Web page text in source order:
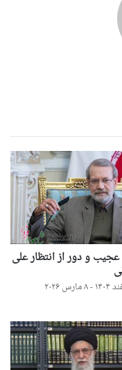
و دور از انتظار علی